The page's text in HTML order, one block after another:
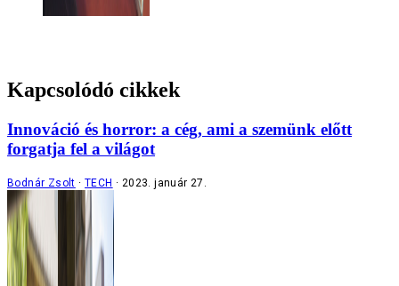
Kapcsolódó cikkek
Innováció és horror: a cég, ami a szemünk előtt
forgatja fel a világot
Bodnár Zsolt TECH 2023. január 27.